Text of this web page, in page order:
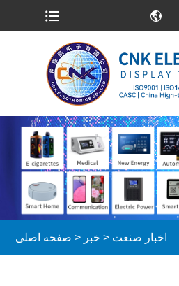
صفحه اصلی > خبر > اخبار صنعت